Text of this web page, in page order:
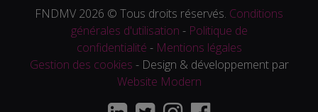
FNDMV 2026 © Tous droits réservés. Conditions
générales d'utilisation - Politique de
confidentialité - Mentions légales
Gestion des cookies - Design & développement par
Website Modern